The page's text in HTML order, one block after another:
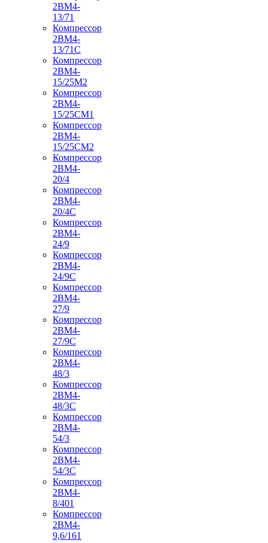
2ВМ4-
13/71
Компрессор
2ВМ4-
13/71С
Компрессор
2ВМ4-
15/25М2
Компрессор
2ВМ4-
15/25СМ1
Компрессор
2ВМ4-
15/25СМ2
Компрессор
2ВМ4-
20/4
Компрессор
2ВМ4-
20/4С
Компрессор
2ВМ4-
24/9
Компрессор
2ВМ4-
24/9С
Компрессор
2ВМ4-
27/9
Компрессор
2ВМ4-
27/9С
Компрессор
2ВМ4-
48/3
Компрессор
2ВМ4-
48/3С
Компрессор
2ВМ4-
54/3
Компрессор
2ВМ4-
54/3С
Компрессор
2ВМ4-
8/401
Компрессор
2ВМ4-
9,6/161